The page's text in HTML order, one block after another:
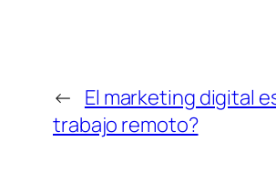
← El marketing digital
trabajo remoto?